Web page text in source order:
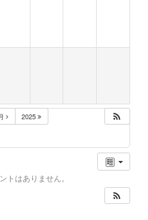
2025
トはありません。